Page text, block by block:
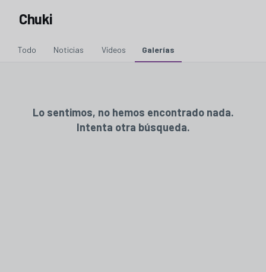
Chuki
Todo Noticias Vídeos Galerías
Lo sentimos, no hemos encontrado nada.
Intenta otra búsqueda.